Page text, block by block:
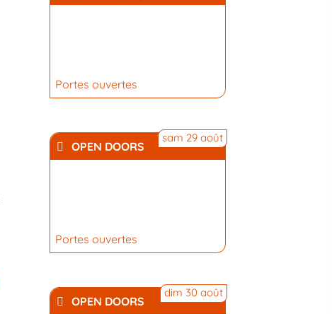
Portes ouvertes
OPEN DOORS
sam 29 août
Portes ouvertes
OPEN DOORS
dim 30 août